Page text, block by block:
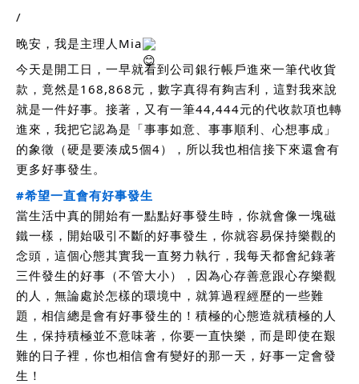
/
晚安，我是主理人Mia
今天是開工日，一早就看到公司銀行帳戶進來一筆代收貨
款，竟然是168,868元，數字真得有夠吉利，這對我來說
就是一件好事。接著，又有一筆44,444元的代收款項也轉
進來，我把它認為是「事事如意、事事順利、心想事成」
的象徵（硬是要湊成5個4），所以我也相信接下來還會有
更多好事發生。
#希望一直會有好事發生
當生活中真的開始有一點點好事發生時，你就會像一塊磁
鐵一樣，開始吸引不斷的好事發生，你就容易保持樂觀的
念頭，這個心態其實我一直努力執行，我每天都會紀錄著
三件發生的好事（不管大小），因為心存善意跟心存樂觀
的人，無論處於怎樣的環境中，就算過程經歷的一些難
題，相信總是會有好事發生的！積極的心態造就積極的人
生，保持積極並不意味著，你要一直快樂，而是即使在艱
難的日子裡，你也相信會有變好的那一天，好事一定會發
生！